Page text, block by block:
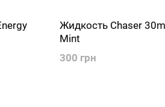
Жидкость Chaser
Mint
300 грн